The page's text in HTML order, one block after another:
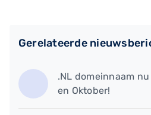
Gerelateerde
.NL domeinnaam
en Oktober!